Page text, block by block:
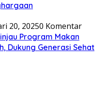
20, 20250 Komentar
Program Makan
Dukung Generasi Sehat